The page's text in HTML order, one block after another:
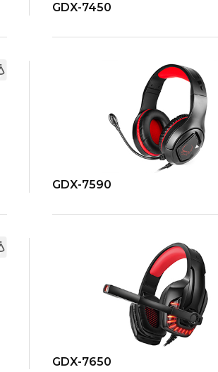
GDX-7450
GDX-7590
GDX-7650